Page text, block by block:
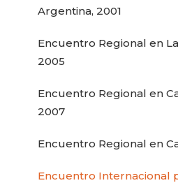
Argentina, 2001
Encuentro Regional en
2005
Encuentro Regional en
2007
Encuentro Regional en
Encuentro Internacional